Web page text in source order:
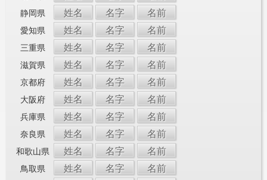
静岡県 姓名 名字 名前
愛知県 姓名 名字 名前
三重県 姓名 名字 名前
滋賀県 姓名 名字 名前
京都府 姓名 名字 名前
大阪府 姓名 名字 名前
兵庫県 姓名 名字 名前
奈良県 姓名 名字 名前
和歌山県 姓名 名字 名前
鳥取県 姓名 名字 名前